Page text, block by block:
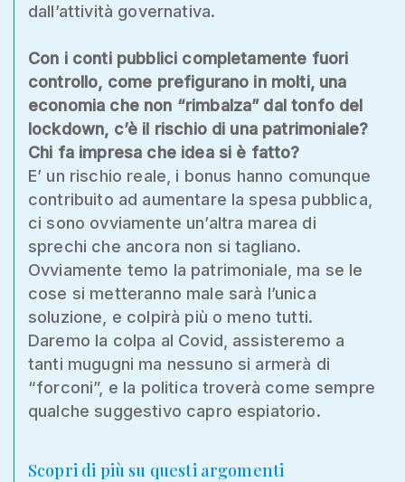
dall’attività governativa.
Con i conti pubblici completamente fuori
controllo, come prefigurano in molti, una
economia che non “rimbalza” dal tonfo del
lockdown, c’è il rischio di una patrimoniale?
Chi fa impresa che idea si è fatto?
E’ un rischio reale, i bonus hanno comunque
contribuito ad aumentare la spesa pubblica,
ci sono ovviamente un’altra marea di
sprechi che ancora non si tagliano.
Ovviamente temo la patrimoniale, ma se le
cose si metteranno male sarà l’unica
soluzione, e colpirà più o meno tutti.
Daremo la colpa al Covid, assisteremo a
tanti mugugni ma nessuno si armerà di
“forconi”, e la politica troverà come sempre
qualche suggestivo capro espiatorio.
Scopri di più su questi argomenti